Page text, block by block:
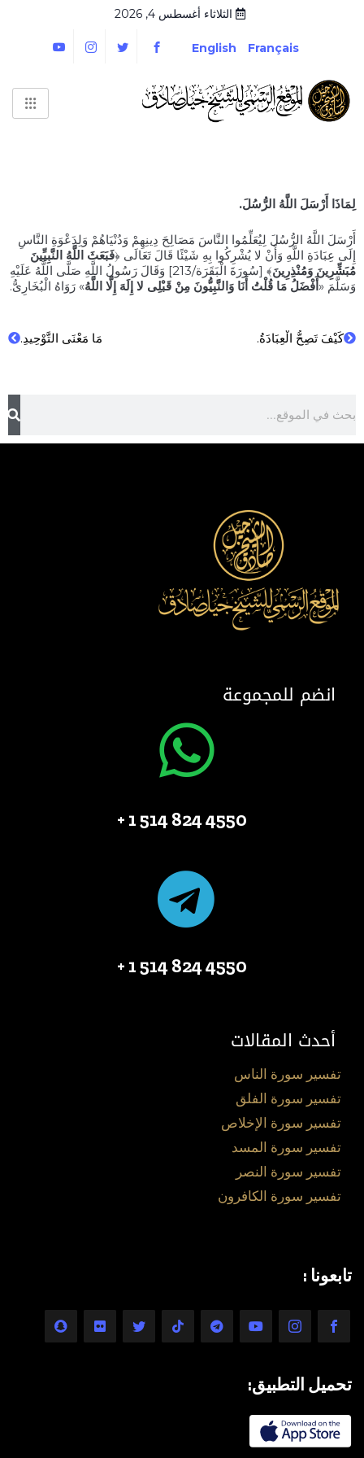
الثلاثاء أغسطس 4, 2026
Français
English
لِمَاذَا أَرْسَلَ اللَّهُ الرُّسُلَ.
أَرْسَلَ اللَّهُ الرُّسُلَ لِيُعَلِّمُوا النَّاسَ مَصَالِحَ دِينِهِمْ وَدُنْيَاهُمْ وَلِدَعْوَةِ النَّاسِ
إِلَى عِبَادَةِ اللَّهِ وَأَنْ لا يُشْرِكُوا بِهِ شَيْئًا قَالَ تَعَالَى ﴿فَبَعَثَ اللَّهُ النَّبِيِّينَ
مُبَشِّرِينَ وَمُنْذِرِينَ
﴾ [سُورَةَ الْبَقَرَة/213] وَقَالَ رَسُولُ اللَّهِ صَلَّى اللَّهُ عَلَيْهِ
وَسَلَّمَ «أَفْضَلُ مَا قُلْتُ أَنَا وَالنَّبِيُّونَ مِنْ قَبْلِى لا إِلَهَ إِلَّا اللَّهُ» رَوَاهُ الْبُخَارِىُّ.
كَيْفَ تَصِحُّ الْعِبَادَةُ. مَا مَعْنَى التَّوْحِيدِ.
انضم للمجموعة
4550 824 514 1 +
4550 824 514 1 +
أحدث المقالات
تفسير سورة الناس
تفسير سورة الفلق
تفسير سورة الإخلاص
تفسير سورة المسد
تفسير سورة النصر
تفسير سورة الكافرون
تابعونا :
تحميل التطبيق: